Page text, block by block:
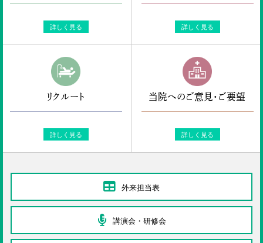
詳しく見る 詳しく見る
リクルート
詳しく見る
当院へのご意見・ご要望
詳しく見る
外来担当表
講演会・研修会